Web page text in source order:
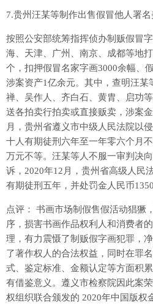
7.贵州汪某等制作出售假冒他人署
按照公安部统筹指挥侦办制贩假冒
海、天津、广州、南京、成都等地
个，扣押假冒名家字画3000余幅、
涉案资产1亿余元。其中，查明汪
禅、吴作人、齐白石、黄胄、启功
送各拍卖行拍卖或直接贩卖，涉案
月，贵州省遵义市中级人民法院以
十人有期徒刑六年至一年零六个月
万元不等。汪某等人不服一审判决
诉，2020年12月，贵州省高级人民
有期徒刑五年，并处罚金人民币1350
点评： 书画市场制假售假活动猖獗
序，损害书画作品权利人和消费者
理，有力震慑了制贩假字画犯罪，
了著作权人的合法权益，同时在罪
式、鉴定标准、金额认定等方面积
有借鉴意义。遵义市检察院因此案
权组织联合颁发的 2020年中国版权